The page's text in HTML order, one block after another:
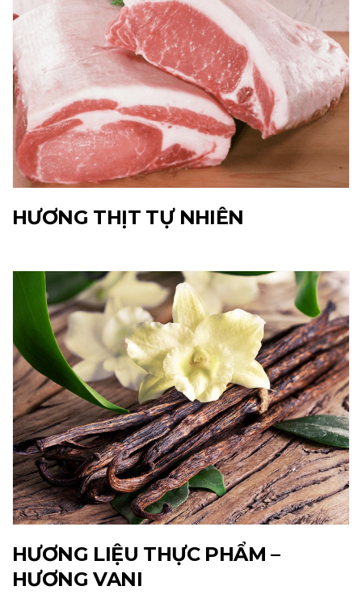
HƯƠNG THỊT TỰ NHIÊN
HƯƠNG LIỆU THỰC PHẨM –
HƯƠNG VANI